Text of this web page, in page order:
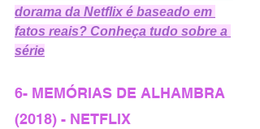
dorama da Netflix é baseado em
fatos reais? Conheça tudo sobre a
série
6- MEMÓRIAS DE ALHAMBRA
(2018) - NETFLIX